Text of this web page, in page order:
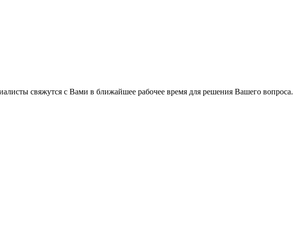
свяжутся с Вами в ближайшее рабочее время для решения Вашего вопроса.